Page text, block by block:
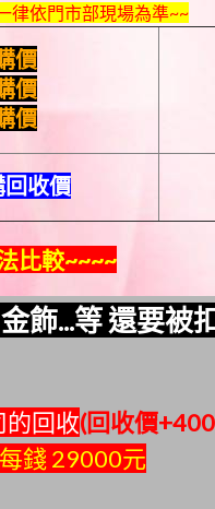
律依門市部現場為準~~
價
價
價
收價
比較~~~~
金飾...等 還要被
的回收(回收價
錢 29000元